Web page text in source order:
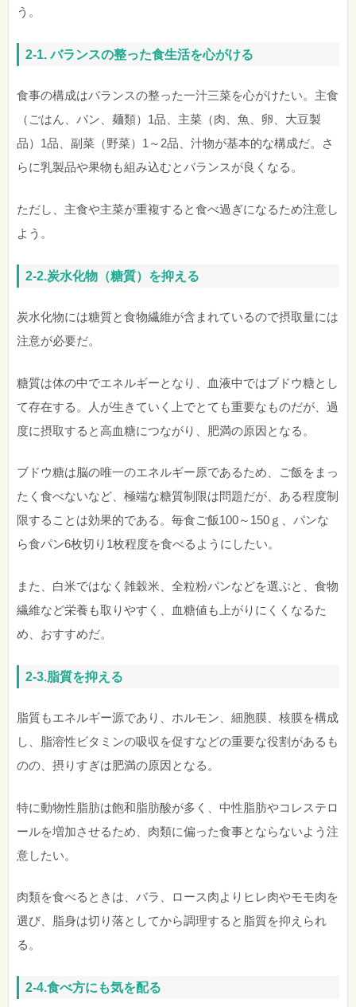
う。
2-1. バランスの整った食生活を心がける
食事の構成はバランスの整った一汁三菜を心がけたい。主食
（ごはん、パン、麺類）1品、主菜（肉、魚、卵、大豆製
品）1品、副菜（野菜）1～2品、汁物が基本的な構成だ。さ
らに乳製品や果物も組み込むとバランスが良くなる。
ただし、主食や主菜が重複すると食べ過ぎになるため注意し
よう。
2-2.炭水化物（糖質）を抑える
炭水化物には糖質と食物繊維が含まれているので摂取量には
注意が必要だ。
糖質は体の中でエネルギーとなり、血液中ではブドウ糖とし
て存在する。人が生きていく上でとても重要なものだが、過
度に摂取すると高血糖につながり、肥満の原因となる。
ブドウ糖は脳の唯一のエネルギー原であるため、ご飯をまっ
たく食べないなど、極端な糖質制限は問題だが、ある程度制
限することは効果的である。毎食ご飯100～150ｇ、パンな
ら食パン6枚切り1枚程度を食べるようにしたい。
また、白米ではなく雑穀米、全粒粉パンなどを選ぶと、食物
繊維など栄養も取りやすく、血糖値も上がりにくくなるた
め、おすすめだ。
2-3.脂質を抑える
脂質もエネルギー源であり、ホルモン、細胞膜、核膜を構成
し、脂溶性ビタミンの吸収を促すなどの重要な役割があるも
のの、摂りすぎは肥満の原因となる。
特に動物性脂肪は飽和脂肪酸が多く、中性脂肪やコレステロ
ールを増加させるため、肉類に偏った食事とならないよう注
意したい。
肉類を食べるときは、バラ、ロース肉よりヒレ肉やモモ肉を
選び、脂身は切り落としてから調理すると脂質を抑えられ
る。
2-4.食べ方にも気を配る